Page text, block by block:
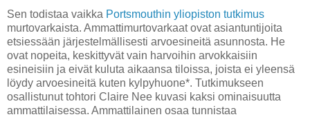
Sen todistaa vaikka Portsmouthin yliopiston tutkimus
murtovarkaista. Ammattimurtovarkaat ovat asiantuntijoita
etsiessään järjestelmällisesti arvoesineitä asunnosta. He
ovat nopeita, keskittyvät vain harvoihin arvokkaisiin
esineisiin ja eivät kuluta aikaansa tiloissa, joista ei yleensä
löydy arvoesineitä kuten kylpyhuone*. Tutkimukseen
osallistunut tohtori Claire Nee kuvasi kaksi ominaisuutta
ammattilaisessa. Ammattilainen osaa tunnistaa